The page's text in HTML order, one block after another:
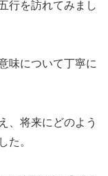
行を訪れてみまし
味について丁寧に
、将来にどのよう
た。